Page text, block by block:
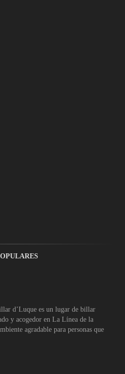
d’Luque es un lugar de billar
y acogedor en La Línea de la
agradable para personas que